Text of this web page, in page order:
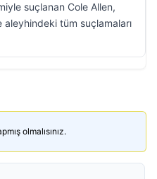
suçlanan Cole Allen,
aleyhindeki tüm suçlamaları
olmalısınız.